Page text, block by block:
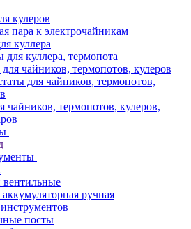
кулеров
пара к электрочайникам
куллера
для куллера, термопота
для чайников, термопотов, кулеров
для чайников, термопотов,
чайников, термопотов, кулеров,
ручная
посты